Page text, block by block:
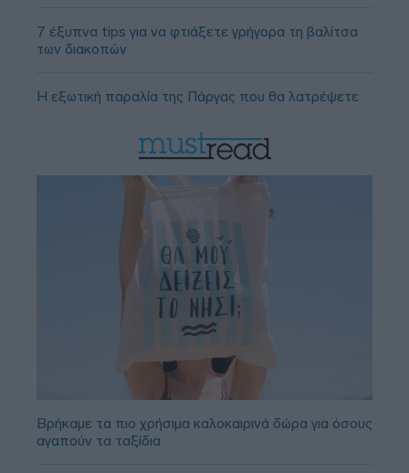
7 έξυπνα tips για να φτιάξετε γρήγορα τη βαλίτσα
των διακοπών
Η εξωτική παραλία της Πάργας που θα λατρέψετε
Βρήκαμε τα πιο χρήσιμα καλοκαιρινά δώρα για όσους
αγαπούν τα ταξίδια